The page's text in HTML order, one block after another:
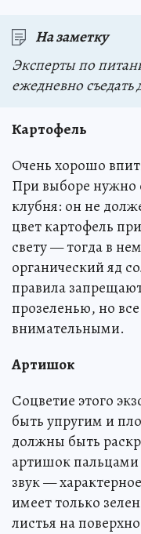
На заметку
Эксперты по
ежедневно
Картофель
Очень хорошо
При выборе нужно
клубня: он не
цвет картофель
свету — тогда в
органический яд
правила
прозеленью, но
внимательными.
Артишок
Соцветие этого
быть упругим и
должны быть
артишок пальцами
звук —
имеет только
листья на